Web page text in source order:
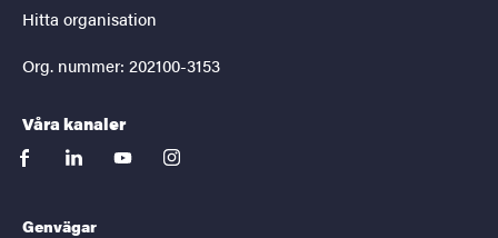
Hitta organisation
Org. nummer: 202100-3153
Våra kanaler
facebooklinkedinyoutubeinstagram
Genvägar